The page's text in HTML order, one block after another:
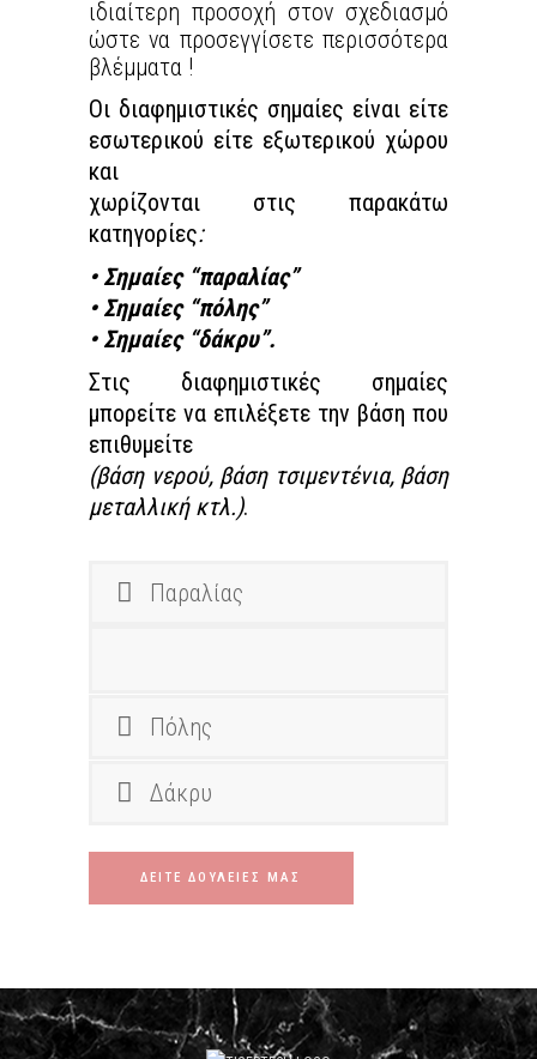
ιδιαίτερη προσοχή στον σχεδιασμό
ώστε να προσεγγίσετε περισσότερα
βλέμματα !
Οι διαφημιστικές σημαίες είναι είτε
εσωτερικού είτε εξωτερικού χώρου
και
χωρίζονται στις παρακάτω
κατηγορίες:
• Σημαίες “παραλίας”
• Σημαίες “πόλης”
• Σημαίες “δάκρυ”.
Στις διαφημιστικές σημαίες
μπορείτε να επιλέξετε την βάση που
επιθυμείτε
(βάση νερού, βάση τσιμεντένια, βάση
μεταλλική κτλ.).
Παραλίας
Πόλης
Δάκρυ
ΔΕΙΤΕ ΔΟΥΛΕΙΕΣ ΜΑΣ